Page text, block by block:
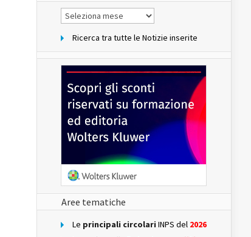
Notizie
per
Ricerca tra tutte le Notizie inserite
Aree tematiche
Le principali circolari INPS del 2026